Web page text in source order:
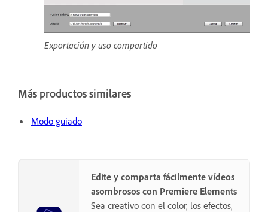
Exportación y uso compartido
Más productos similares
Modo guiado
Edite y comparta fácilmente vídeos
asombrosos con Premiere Elements
Sea creativo con el color, los efectos,